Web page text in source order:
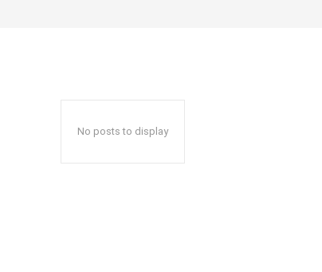
No posts to display